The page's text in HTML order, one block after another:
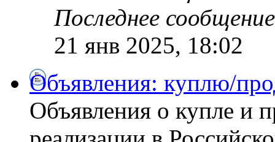
Последнее сообщение
21 янв 2025, 18:02
Объявления: куплю/
Объявления о купле и